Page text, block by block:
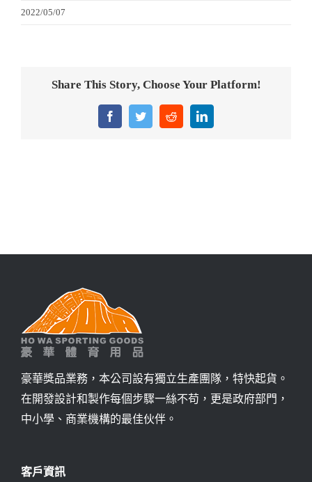
旗座/旗桿
詢價
2022/05/07
Share This Story, Choose Your Platform!
FacebookTwitterRedditLinkedIn
豪華獎品業務，本公司設有獨立生產團隊，特快起貨。
在開發設計和製作每個步驟一絲不苟，更是政府部門，
中小學、商業機構的最佳伙伴。
客戶資訊